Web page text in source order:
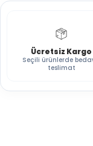
Ücretsiz Kargo
Seçili ürünlerde
teslimat